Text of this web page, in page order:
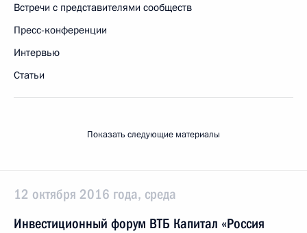
Встречи с представителями сообществ
Пресс-конференции
Интервью
Статьи
Показать следующие материалы
12 октября 2016 года, среда
Инвестиционный форум ВТБ Капитал «Россия